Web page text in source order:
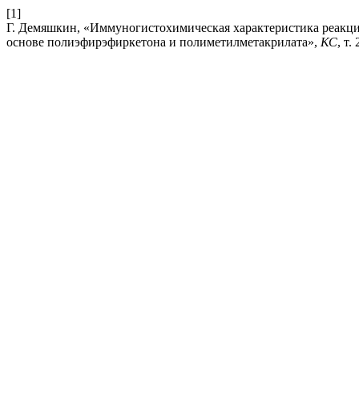
[1]
Г. Демяшкин, «Иммуногистохимическая характеристика
основе полиэфирэфиркетона и полиметилметакрилата», КС, т.